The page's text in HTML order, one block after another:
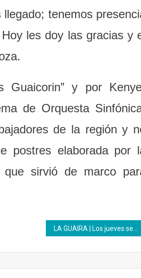
tenemos
les doy las gracias y
Guaicorin” y por
de Orquesta
de la región y
postres elaborada por
que sirvió de marco